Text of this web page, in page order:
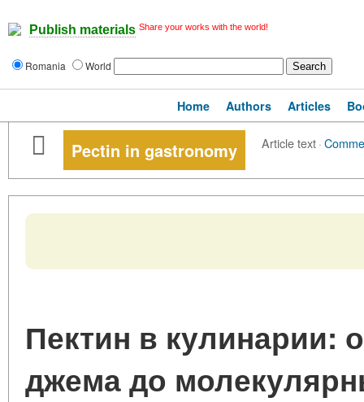
Publish materials Share your works with the world!
Romania World
Home Authors Articles
Pectin in gastronomy Article text·
Пектин в кулинарии:
джема до